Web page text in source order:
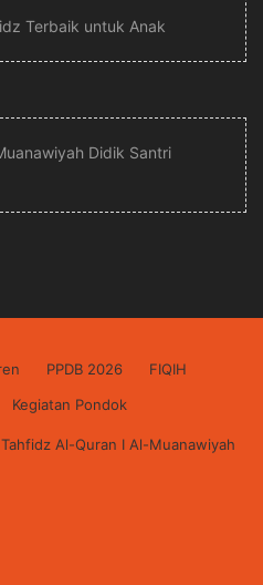
Terbaik untuk Anak
Didik Santri
PPDB 2026
FIQIH
Kegiatan Pondok
Al-Quran I Al-Muanawiyah